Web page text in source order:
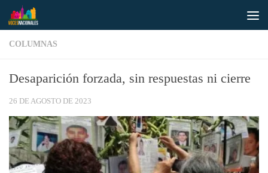
Saltar al contenido
COLUMNAS
Desaparición forzada, sin respuestas ni cierre
26 DE AGOSTO DE 2023